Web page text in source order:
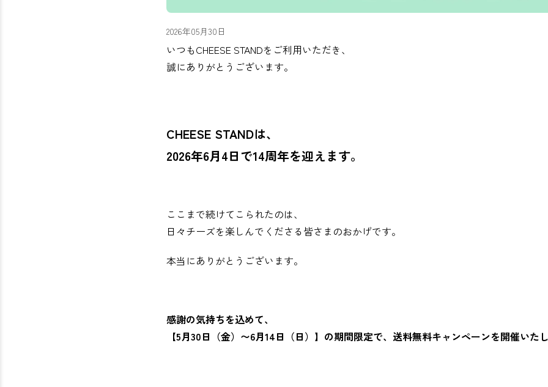
2026年05月30日
いつもCHEESE STANDをご利用いただき、
誠にありがとうございます。
CHEESE STANDは、
2026年6月4日で14周年を迎えます。
ここまで続けてこられたのは、
日々チーズを楽しんでくださる皆さまのおかげです。
本当にありがとうございます。
感謝の気持ちを込めて、
【5月30日（金）〜6月14日（日）】の期間限定で、 送料無料キャンペーンを開催いた